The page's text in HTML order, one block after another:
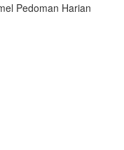
Pedoman Harian